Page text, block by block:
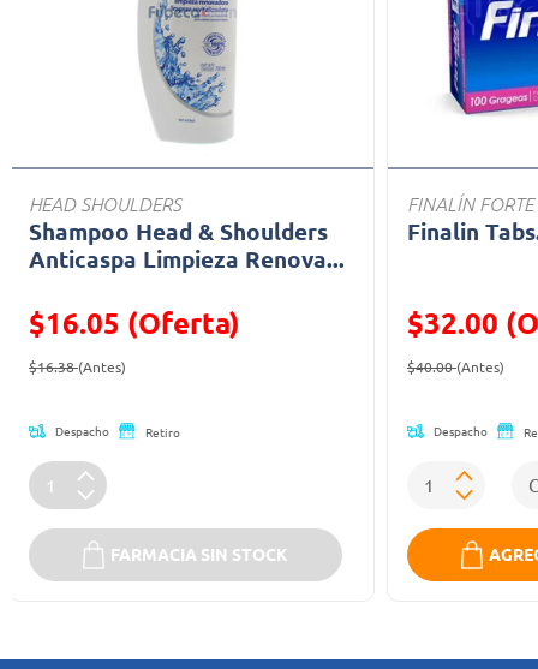
HEAD SHOULDERS
Shampoo Head & Shoulders
Anticaspa Limpieza Renova...
$16.05 (Oferta)
Precio reducido de
$16.38(Antes)
Despacho Retiro
FARMACIA SIN STOCK
FINALÍN FORTE
Finalin
$32.00
Precio
$40.00(Antes)
Despacho